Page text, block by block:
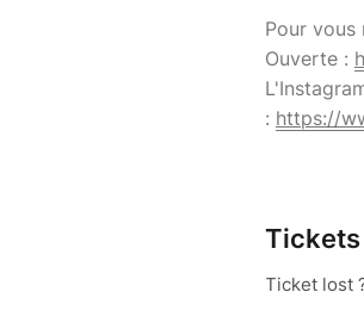
Pour vous
Ouverte :
: https://
Tickets